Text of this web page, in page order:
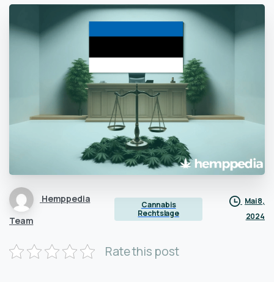
Hemppedia
Team
Cannabis
Rechtslage
Mai 8,
2024
Rate this post